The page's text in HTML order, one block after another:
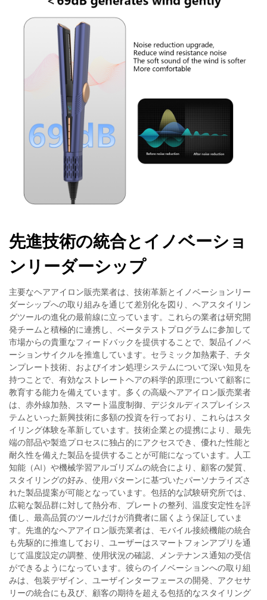
先進技術の統合とイノベーショ
ンリーダーシップ
主要なヘアアイロン販売業者は、技術革新とイノベーションリー
ダーシップへの取り組みを通じて差別化を図り、ヘアスタイリン
グツールの進化の最前線に立っています。これらの業者は研究開
発チームと積極的に連携し、ベータテストプログラムに参加して
市場からの貴重なフィードバックを提供することで、製品イノベ
ーションサイクルを推進しています。セラミック加熱素子、チタ
ンプレート技術、およびイオン処理システムについて深い知見を
持つことで、有効なストレートヘアの科学的原理について顧客に
教育する能力を備えています。多くの高級ヘアアイロン販売業者
は、赤外線加熱、スマート温度制御、デジタルディスプレイシス
テムといった新興技術に多額の投資を行っており、これらはスタ
イリング体験を革新しています。技術企業との提携により、最先
端の部品や製造プロセスに独占的にアクセスでき、優れた性能と
耐久性を備えた製品を提供することが可能になっています。人工
知能（AI）や機械学習アルゴリズムの統合により、顧客の髪質、
スタイリングの好み、使用パターンに基づいたパーソナライズさ
れた製品提案が可能となっています。包括的な試験研究所では、
広範な製品群に対して熱分布、プレートの整列、温度安定性を評
価し、最高品質のツールだけが消費者に届くよう保証していま
す。先進的なヘアアイロン販売業者は、モバイル接続機能の統合
も先駆的に推進しており、ユーザーはスマートフォンアプリを通
じて温度設定の調整、使用状況の確認、メンテナンス通知の受信
ができるようになっています。彼らのイノベーションへの取り組
みは、包装デザイン、ユーザインターフェースの開発、アクセサ
リーの統合にも及び、顧客の期待を超える包括的なスタイリング